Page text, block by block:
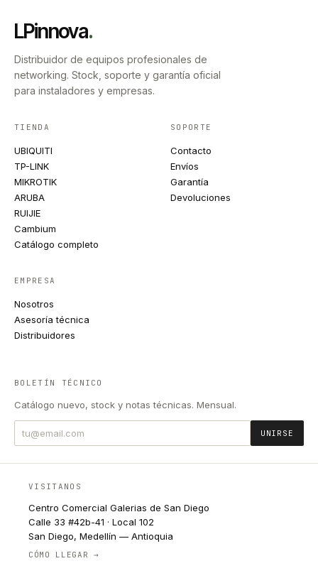
LPinnova.
Distribuidor de equipos profesionales de
networking. Stock, soporte y garantía oficial
para instaladores y empresas.
TIENDA
UBIQUITI
TP-LINK
MIKROTIK
ARUBA
RUIJIE
Cambium
Catálogo completo
SOPORTE
Contacto
Envíos
Garantía
Devoluciones
EMPRESA
Nosotros
Asesoría técnica
Distribuidores
BOLETÍN TÉCNICO
Catálogo nuevo, stock y notas técnicas. Mensual.
UNIRSE
VISITANOS
Centro Comercial Galerias de San Diego
Calle 33 #42b-41 · Local 102
San Diego, Medellín — Antioquia
CÓMO LLEGAR →